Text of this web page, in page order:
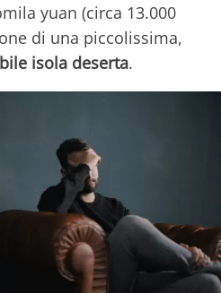
yuan (circa 13.000
di una piccolissima,
isola deserta.